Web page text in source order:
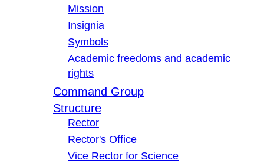
Mission
Insignia
Symbols
Academic freedoms and academic
rights
Command Group
Structure
Rector
Rector's Office
Vice Rector for Science